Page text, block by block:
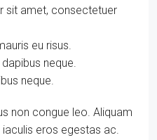
sit amet, consectetuer
eu risus.
neque.
neque.
non congue leo. Aliquam
eros egestas ac.